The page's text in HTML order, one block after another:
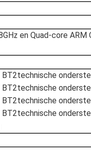
en Quad-core ARM